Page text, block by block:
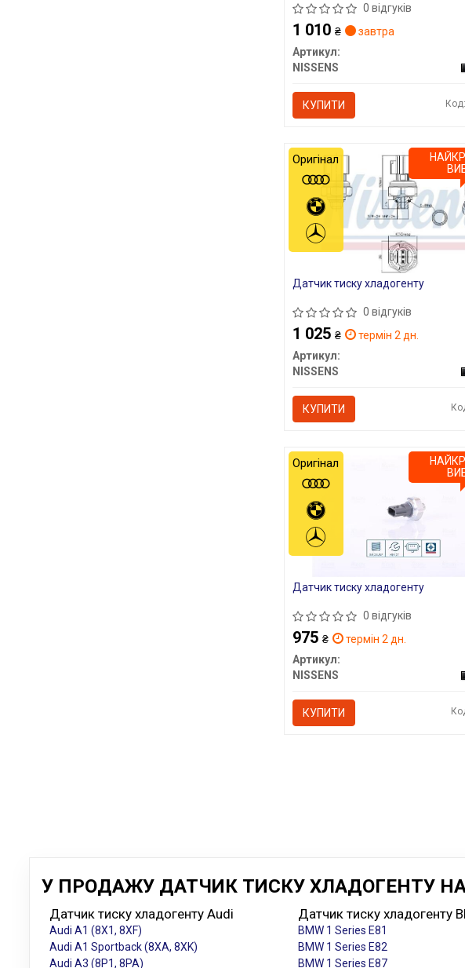
0 відгуків
1 010 ₴
завтра
Артикул:
NISSENS
КУПИТИ
Датчик тиску хладогенту
0 відгуків
1 025 ₴
термін 2 дн.
Артикул:
NISSENS
КУПИТИ
Оригінал
Датчик тиску хладогенту
0 відгуків
975 ₴
термін 2 дн.
Артикул:
NISSENS
КУПИТИ
Оригінал
У ПРОДАЖУ ДАТЧИК ТИСКУ ХЛАДОГЕНТУ НА
Датчик тиску хладогенту Audi
Audi A1 (8X1, 8XF)
Audi A1 Sportback (8XA, 8XK)
Audi A3 (8P1, 8PA)
Датчик тиску хладогенту
BMW 1 Series E81
BMW 1 Series E82
BMW 1 Series E87